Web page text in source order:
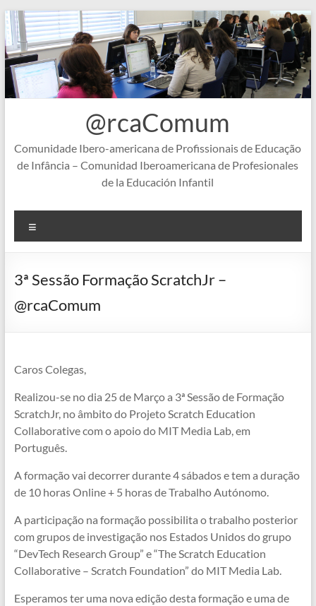
Skip
to
content
@rcaComum
Comunidade Ibero-americana de Profissionais de Educação
de Infância – Comunidad Iberoamericana de Profesionales
de la Educación Infantil
3ª Sessão Formação ScratchJr –
@rcaComum
Caros Colegas,
Realizou-se no dia 25 de Março a 3ª Sessão de Formação
ScratchJr, no âmbito do Projeto Scratch Education
Collaborative com o apoio do MIT Media Lab, em
Português.
A formação vai decorrer durante 4 sábados e tem a duração
de 10 horas Online + 5 horas de Trabalho Autónomo.
A participação na formação possibilita o trabalho posterior
com grupos de investigação nos Estados Unidos do grupo
“DevTech Research Group” e “The Scratch Education
Collaborative – Scratch Foundation” do MIT Media Lab.
Esperamos ter uma nova edição desta formação e uma de